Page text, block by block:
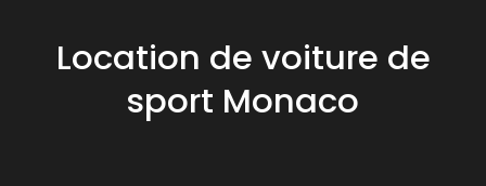
Location de voiture de
sport Monaco